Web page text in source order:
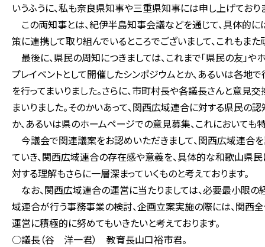
いうふうに、私も奈良県知事や三重県知事には申し上げており
この両知事とは、紀伊半島知事会議などを通じて、具体的
策に連携して取り組んでいるところでございまして、これもまた
最後に、県民の周知につきましては、これまで「県民の友」
プレイベントとして開催したシンポジウムとか、あるいは各
を行ってまいりました。さらに、市町村長や各議長さんと意
まいりました。そのかいあって、関西広域連合に対する県民の
か、あるいは県のホームページでの意見募集、これにおいても
今議会で関連議案をお認めいただきまして、関西広域連合
ていき、関西広域連合の存在感や意義を、具体的な和歌山県民
対する理解もさらに一層深まっていくものと考えております。
なお、関西広域連合の運営に当たりましては、必要最小限の
域連合が行う事務事業の検討、企画立案実施の際には、関西全
運営に積極的に努めてもいきたいと考えております。
○議長（谷 洋一君） 教育長山口裕市君。